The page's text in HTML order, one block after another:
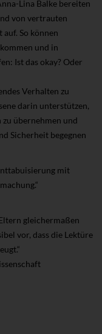
Lina Balke bereiten
von vertrauten
auf. So können
und in
Ist das okay? Oder
Verhalten zu
darin unterstützen,
übernehmen und
Sicherheit begegnen
mit
gleichermaßen
vor, dass die Lektüre